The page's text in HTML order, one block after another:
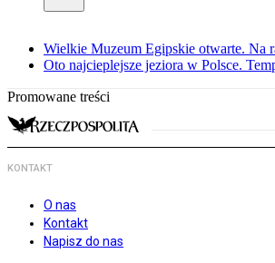
Wielkie Muzeum Egipskie otwarte. Na
Oto najcieplejsze jeziora w Polsce.
Promowane treści
KONTAKT
O nas
Kontakt
Napisz do nas